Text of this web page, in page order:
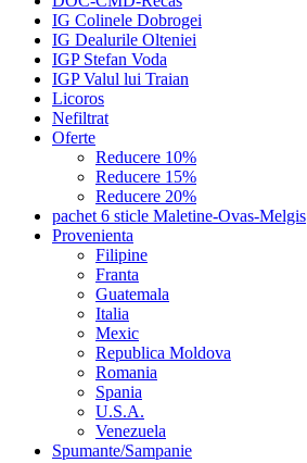
IG Colinele Dobrogei
IG Dealurile Olteniei
IGP Stefan Voda
IGP Valul lui Traian
Licoros
Nefiltrat
Oferte
Reducere 10%
Reducere 15%
Reducere 20%
pachet 6 sticle Maletine-Ovas-Melgis
Provenienta
Filipine
Franta
Guatemala
Italia
Mexic
Republica Moldova
Romania
Spania
U.S.A.
Venezuela
Spumante/Sampanie